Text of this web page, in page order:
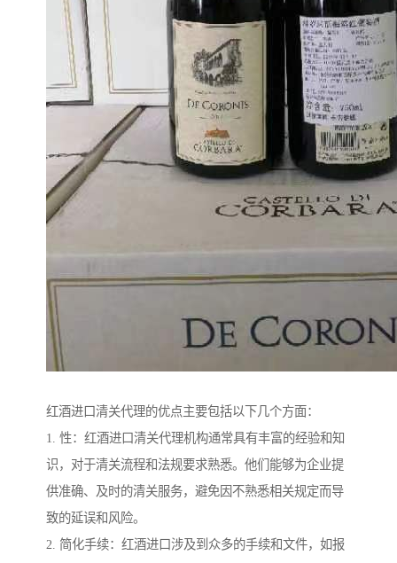
红酒进口清关代理的优点主要包括以下几个方面：
1. 性：红酒进口清关代理机构通常具有丰富的经验和知
识，对于清关流程和法规要求熟悉。他们能够为企业提
供准确、及时的清关服务，避免因不熟悉相关规定而导
致的延误和风险。
2. 简化手续：红酒进口涉及到众多的手续和文件，如报